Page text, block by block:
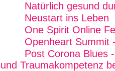
Natürlich gesund
Neustart ins Leben
One Spirit Online
Openheart Summit
Post Corona Blues
und Traumakompetenz